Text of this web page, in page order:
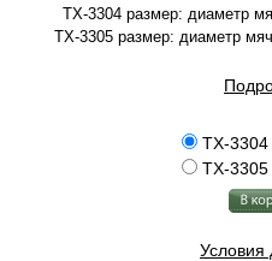
TX-3304 размер: диаметр
TX-3305 размер: диаметр
TX-3304
TX-3305
Условия